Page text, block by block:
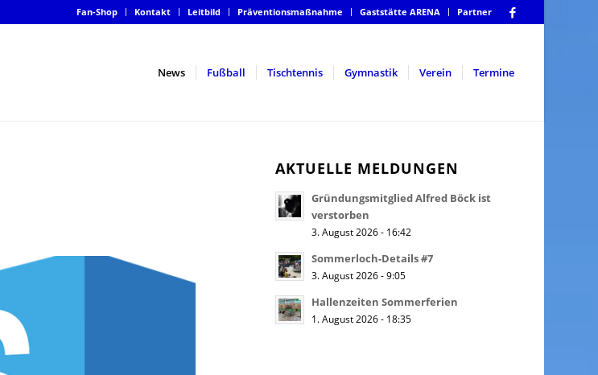
Fan-Shop Kontakt Leitbild Präventionsmaßnahme Gaststätte ARENA Partner
News Fußball Tischtennis Gymnastik Verein Termine
AKTUELLE MELDUNGEN
Gründungsmitglied Alfred Böck ist
verstorben
3. August 2026 - 16:42
Sommerloch-Details #7
3. August 2026 - 9:05
Hallenzeiten Sommerferien
1. August 2026 - 18:35